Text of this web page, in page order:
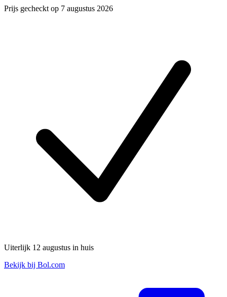
Prijs gecheckt op 7 augustus 2026
Uiterlijk 12 augustus in huis
Bekijk bij Bol.com